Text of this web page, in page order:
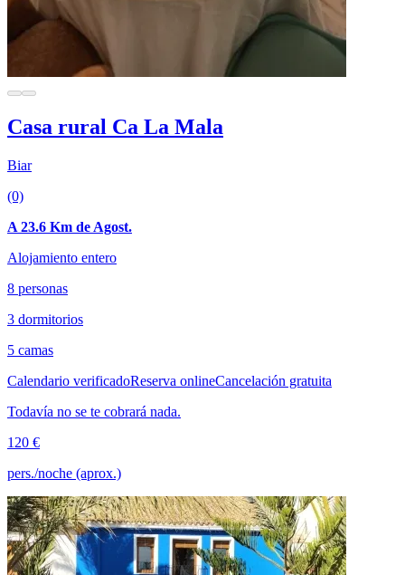
Casa rural Ca La Mala
Biar
(0)
A 23.6 Km de Agost.
Alojamiento entero
8 personas
3 dormitorios
5 camas
Calendario verificadoReserva onlineCancelación gratuita
Todavía no se te cobrará nada.
120 €
pers./noche (aprox.)